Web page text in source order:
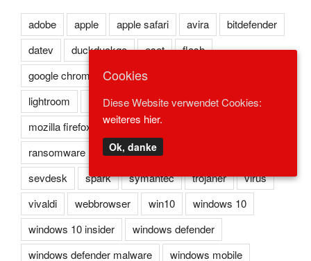
adobe apple apple safari avira
bitdefender
datev
duckduckgo eset
flash
google chrome
kaspersky
lightroom
microsoft edge
microsoft ie
mozilla firefox
norton opera
ransomware
reader redstone
sevdesk
spark symantec trojaner
virus
vivaldi
webbrowser win10
windows 10
windows 10 insider
windows defender
windows defender malware
windows mobile
Cookies
Diese Website verwendet Cookies:
weiteres hier.
Ok, danke